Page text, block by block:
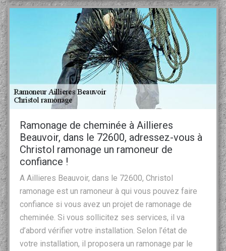
Ramonage de cheminée à Aillieres
Beauvoir, dans le 72600, adressez-vous à
Christol ramonage un ramoneur de
confiance !
A Aillieres Beauvoir, dans le 72600, Christol
ramonage est un ramoneur à qui vous pouvez faire
confiance si vous avez un projet de ramonage de
cheminée. Si vous sollicitez ses services, il va
d’abord vérifier votre installation. Selon l’état de
votre installation, il proposera un ramonage par le